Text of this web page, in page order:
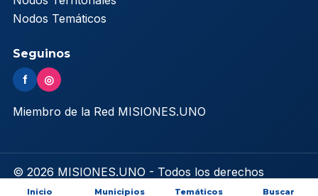
Nodos Temáticos
Seguinos
f ◎
Miembro de la Red MISIONES.UNO
© 2026 MISIONES.UNO - Todos los derechos
reservados
Inicio Municipios Temáticos Buscar